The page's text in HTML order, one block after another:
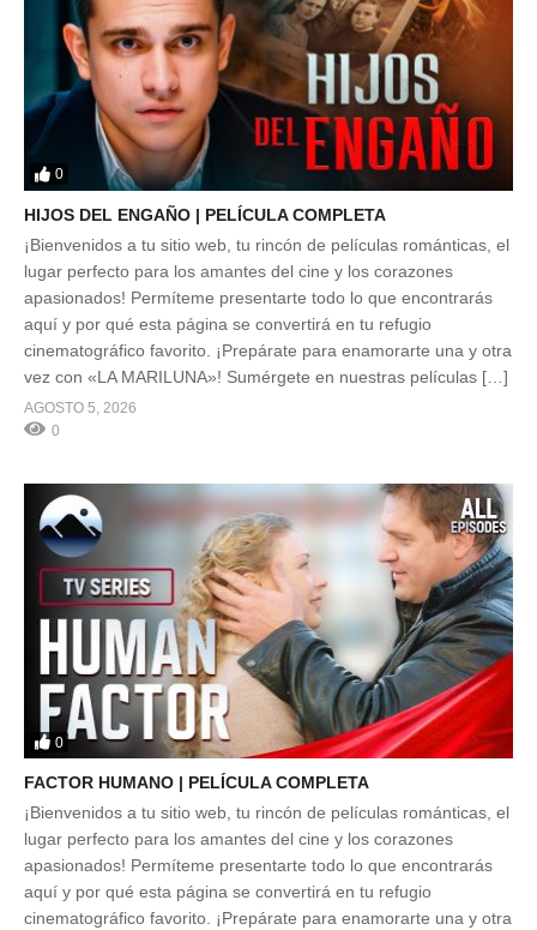
0
HIJOS DEL ENGAÑO | PELÍCULA COMPLETA
¡Bienvenidos a tu sitio web, tu rincón de películas románticas, el
lugar perfecto para los amantes del cine y los corazones
apasionados! Permíteme presentarte todo lo que encontrarás
aquí y por qué esta página se convertirá en tu refugio
cinematográfico favorito. ¡Prepárate para enamorarte una y otra
vez con «LA MARILUNA»! Sumérgete en nuestras películas […]
AGOSTO 5, 2026
0
0
FACTOR HUMANO | PELÍCULA COMPLETA
¡Bienvenidos a tu sitio web, tu rincón de películas románticas, el
lugar perfecto para los amantes del cine y los corazones
apasionados! Permíteme presentarte todo lo que encontrarás
aquí y por qué esta página se convertirá en tu refugio
cinematográfico favorito. ¡Prepárate para enamorarte una y otra